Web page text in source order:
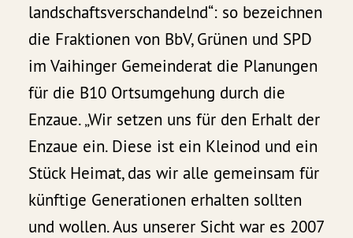
landschaftsverschandelnd“: so bezeichnen
die Fraktionen von BbV, Grünen und SPD
im Vaihinger Gemeinderat die Planungen
für die B10 Ortsumgehung durch die
Enzaue. „Wir setzen uns für den Erhalt der
Enzaue ein. Diese ist ein Kleinod und ein
Stück Heimat, das wir alle gemeinsam für
künftige Generationen erhalten sollten
und wollen. Aus unserer Sicht war es 2007